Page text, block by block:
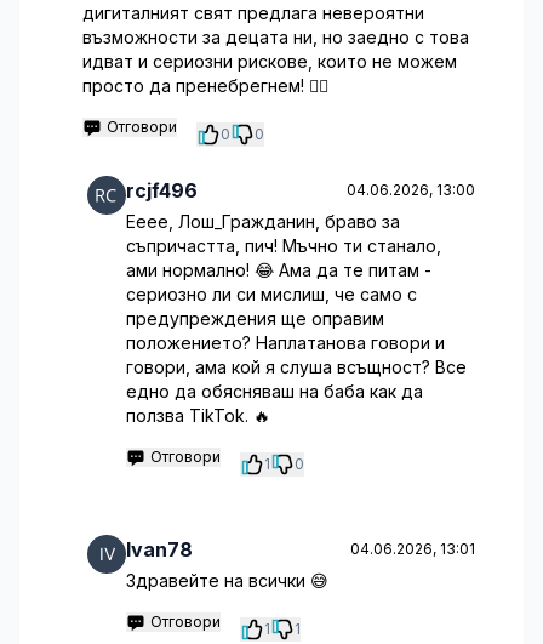
дигиталният свят предлага невероятни
възможности за децата ни, но заедно с това
идват и сериозни рискове, които не можем
просто да пренебрегнем! 🤦‍♂️
Отговори 0 0
rcjf496 04.06.2026, 13:00
Ееее, Лош_Гражданин, браво за
съпричастта, пич! Мъчно ти станало,
ами нормално! 😂 Ама да те питам -
сериозно ли си мислиш, че само с
предупреждения ще оправим
положението? Наплатанова говори и
говори, ама кой я слуша всъщност? Все
едно да обясняваш на баба как да
ползва TikTok. 🔥
Отговори 1 0
Ivan78 04.06.2026, 13:01
Здравейте на всички 😅
Отговори 1 1